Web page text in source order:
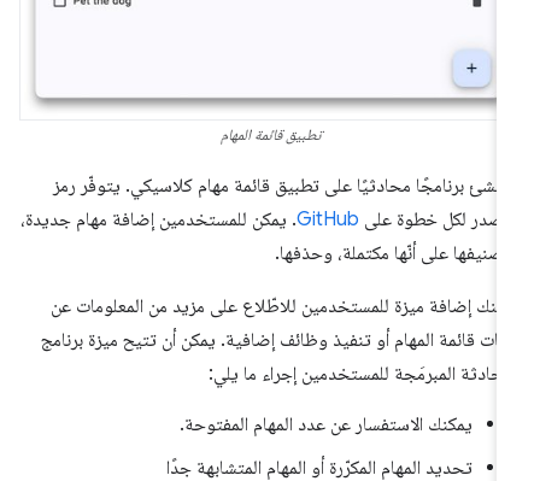
تطبيق قائمة المهام
برنامجًا محادثيًا على تطبيق قائمة مهام كلاسيكي. يتوفّر رمز
لكل خطوة علىGitHub. يمكن للمستخدمين إضافة مهام جديدة،
على أنّها مكتملة، وحذفها.
إضافة ميزة للمستخدمين للاطّلاع على مزيد من المعلومات عن
قائمة المهام أو تنفيذ وظائف إضافية. يمكن أن تتيح ميزة برنامج
المبرمَجة للمستخدمين إجراء ما يلي:
يمكنك الاستفسار عن عدد المهام المفتوحة.
تحديد المهام المكرّرة أو المهام المتشابهة جدًا